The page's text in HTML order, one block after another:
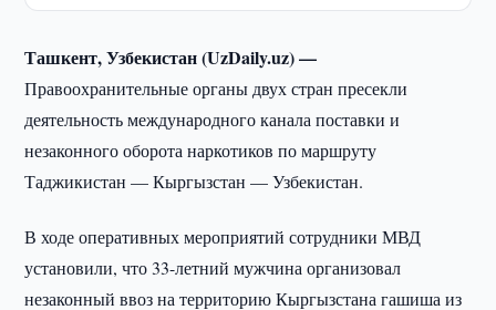
Ташкент, Узбекистан (UzDaily.uz) —
Правоохранительные органы двух стран пресекли
деятельность международного канала поставки и
незаконного оборота наркотиков по маршруту
Таджикистан — Кыргызстан — Узбекистан.
В ходе оперативных мероприятий сотрудники МВД
установили, что 33-летний мужчина организовал
незаконный ввоз на территорию Кыргызстана гашиша из